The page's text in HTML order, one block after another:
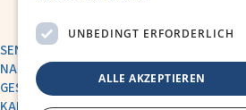
SENDE UNS EINE
NACHRICHT
GESUNDHEITSAKADEMIE
UNBEDINGT ERFORDERLICH
ALLE AKZEPTIEREN